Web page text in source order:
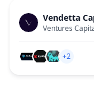
Vendetta
Ventures
+2